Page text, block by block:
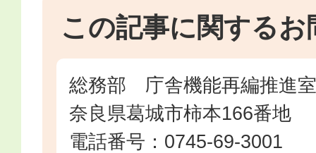
この記事に関するお
総務部 庁舎機能再編推進室
奈良県葛城市柿本166番地
電話番号：0745-69-3001